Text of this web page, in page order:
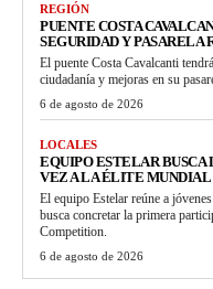
REGIÓN
PUENTE COSTA
SEGURIDAD Y
El puente Costa Cavalcanti
ciudadanía y mejoras en su
6 de agosto de 2026
LOCALES
EQUIPO ESTELAR BUSCA
VEZ A LA ÉLITE
El equipo Estelar reúne a
busca concretar la primera
Competition.
6 de agosto de 2026